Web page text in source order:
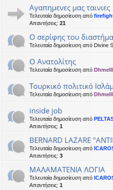
Αγαπημενες μας ταινιες
Τελευταία δημοσίευση από
Απαντήσεις: 21
Ο σερίφης του
Τελευταία δημοσίευση από Divine
Ο Ανατολίτης
Τελευταία δημοσίευση από
Τουρκικό πολιτικό
Τελευταία δημοσίευση από
inside job
Τελευταία δημοσίευση από
Απαντήσεις: 1
BERNARD LAZARE
Τελευταία δημοσίευση από
Απαντήσεις: 3
ΜΑΛΑΜΑΤΕΝΙΑ ΛΟΓΙΑ
Τελευταία δημοσίευση από
Απαντήσεις: 1